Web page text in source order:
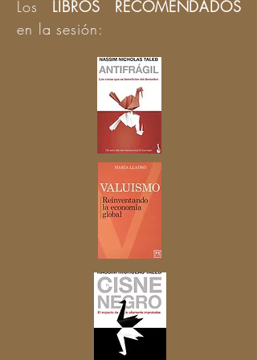
Los LIBROS RECOMENDADOS
en la sesión: